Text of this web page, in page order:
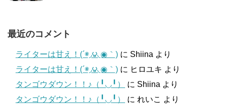
最近のコメント
ライターは甘え！(΄◉◞౪◟◉｀) に Shiina より
ライターは甘え！(΄◉◞౪◟◉｀) に ヒロユキ より
タンゴウダウン！！♪（╹◡╹）
に Shiina より
タンゴウダウン！！♪（╹◡╹）
に れいこ より